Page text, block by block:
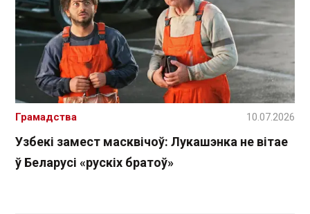
Узбекі замест масквічоў: Лукашэнка не вітае
ў Беларусі «рускіх братоў»
Грамадства 10.07.2026